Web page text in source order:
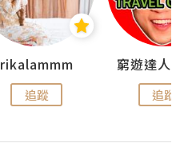
rikalammm
追蹤 追蹤